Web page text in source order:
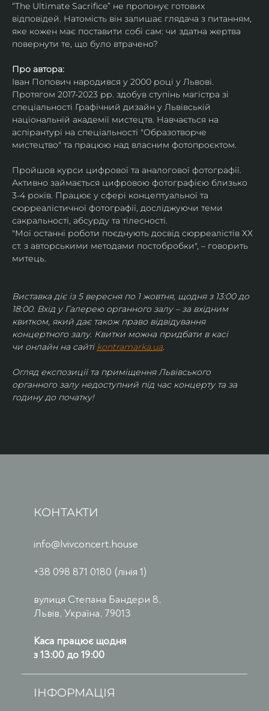
“The Ultimate Sacrifice” не пропонує готових
відповідей. Натомість він залишає глядача з питанням,
яке кожен має поставити собі сам: чи здатна жертва
повернути те, що було втрачено?
Про автора:
Іван Попович народився у 2000 році у Львові.
Протягом 2017-2023 рр. здобув ступінь магістра зі
спеціальності Графічний дизайн у Львівській
національній академії мистецтв. Навчається на
аспірантурі на спеціальності "Образотворче
мистецтво" та працюю над власним фотопроєктом.
Пройшов курси цифрової та аналогової фотографії.
Активно займається цифровою фотографією близько
3-4 років. Працює у сфері концептуальної та
сюрреалістичної фотографії, досліджуючи теми
сакральності, абсурду та тілесності.
"Мої останні роботи поєднують досвід сюрреалістів ХХ
ст. з авторськими методами постобробки", – говорить
митець.
Виставка діє із 5 вересня по 1 жовтня, щодня з 13:00 до
18:00. Вхід у Галерею органного залу – за вхідним
квитком, який дає також право відвідування
концертного залу. Квитки можна придбати в касі
чи онлайн на сайті kontramarka.ua.
Огляд експозиції та приміщення Львівського
органного залу недоступний під час концерту та за
годину до початку!
КОНТАКТИ
info@lvivconcert.house
+38 098 871 0180 (лінія 1)
вулиця Степана Бандери 8,
Львів, Україна, 79013
Каса працює щодня
з 13:00 до 19:00
ІНФОРМАЦІЯ